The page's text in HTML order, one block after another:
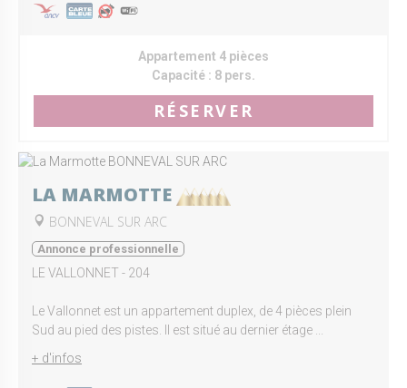
Appartement 4 pièces
Capacité : 8 pers.
RÉSERVER
LA MARMOTTE
BONNEVAL SUR ARC
Annonce professionnelle
LE VALLONNET - 204
Le Vallonnet est un appartement duplex, de 4 pièces plein
Sud au pied des pistes. Il est situé au dernier étage ...
+ d'infos